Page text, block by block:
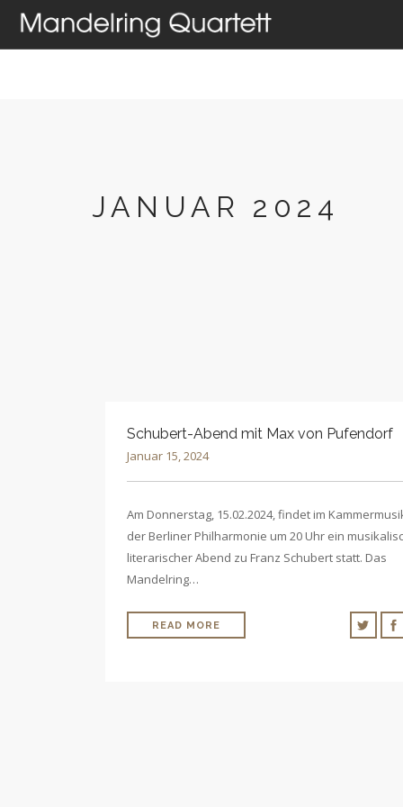
JANUAR 2024
Schubert-Abend mit Max von Pufendorf
Januar 15, 2024
Am Donnerstag, 15.02.2024, findet im
der Berliner Philharmonie um 20 Uhr ein
literarischer Abend zu Franz Schubert statt. Das
Mandelring…
READ MORE